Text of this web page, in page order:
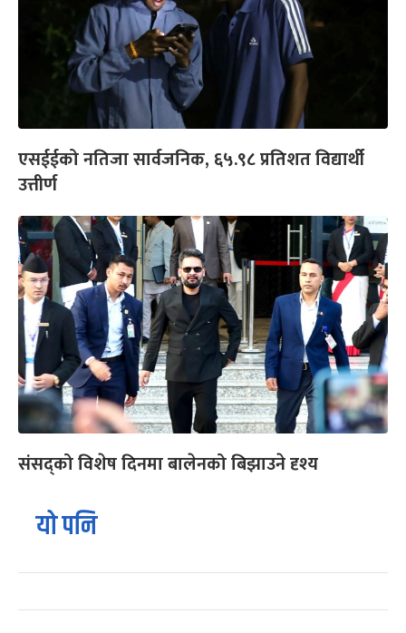
एसईईको नतिजा सार्वजनिक, ६५.९८ प्रतिशत विद्यार्थी
उत्तीर्ण
संसद्को विशेष दिनमा बालेनको बिझाउने दृश्य
यो पनि